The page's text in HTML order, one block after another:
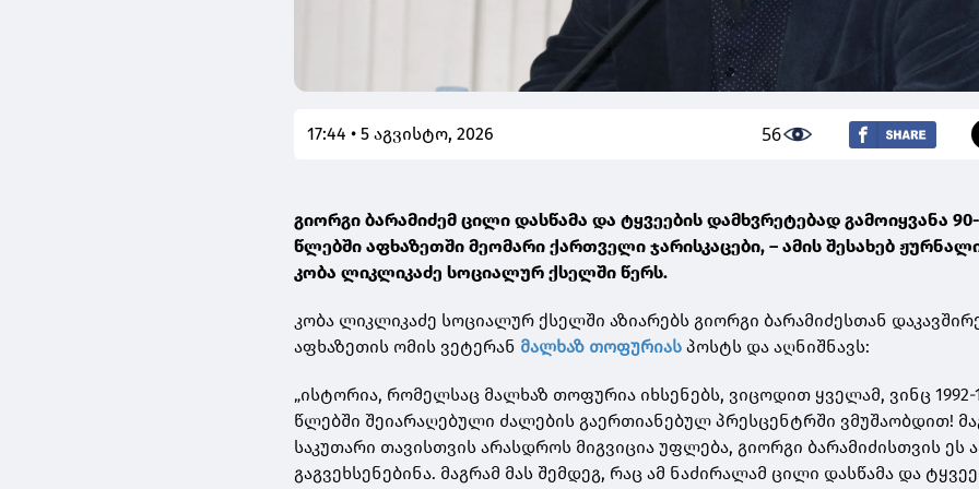
17:44 • 5 აგვისტო, 2026 56
გიორგი ბარამიძემ ცილი დასწამა და ტყვეების დამხვრეტებად გამოიყვანა
წლებში აფხაზეთში მეომარი ქართველი ჯარისკაცები, – ამის შესახებ
კობა ლიკლიკაძე სოციალურ ქსელში წერს.
კობა ლიკლიკაძე სოციალურ ქსელში აზიარებს გიორგი ბარამიძესთან
აფხაზეთის ომის ვეტერან მალხაზ თოფურიას პოსტს და აღნიშნავს:
„ისტორია, რომელსაც მალხაზ თოფურია იხსენებს, ვიცოდით ყველამ, ვინც 1992-
წლებში შეიარაღებული ძალების გაერთიანებულ პრესცენტრში ვმუშაობდით!
საკუთარი თავისთვის არასდროს მიგვიცია უფლება, გიორგი ბარამიძისთვის ეს
გაგვეხსენებინა. მაგრამ მას შემდეგ, რაც ამ ნაძირალამ ცილი დასწამა და